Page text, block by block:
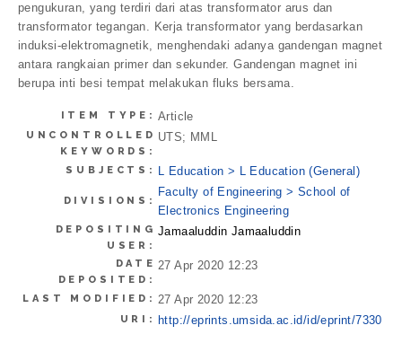
pengukuran, yang terdiri dari atas transformator arus dan
transformator tegangan. Kerja transformator yang berdasarkan
induksi-elektromagnetik, menghendaki adanya gandengan magnet
antara rangkaian primer dan sekunder. Gandengan magnet ini
berupa inti besi tempat melakukan fluks bersama.
ITEM TYPE: Article
UNCONTROLLED
KEYWORDS:
UTS; MML
SUBJECTS: L Education > L Education (General)
DIVISIONS:
Faculty of Engineering > School of
Electronics Engineering
DEPOSITING
USER:
Jamaaluddin Jamaaluddin
DATE
DEPOSITED:
27 Apr 2020 12:23
LAST MODIFIED: 27 Apr 2020 12:23
URI: http://eprints.umsida.ac.id/id/eprint/7330